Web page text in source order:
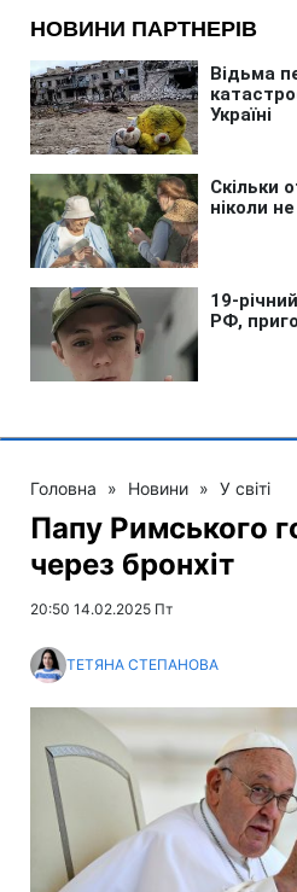
Головна » Новини » У світі
Папу Римського
через бронхіт
20:50 14.02.2025 Пт
ТЕТЯНА СТЕПАНОВА